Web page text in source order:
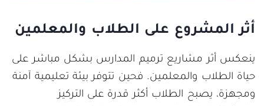
أثر المشروع على الطلاب والمعلمين
ينعكس أثر مشاريع ترميم المدارس بشكل مباشر على
حياة الطلاب والمعلمين. فحين تتوفر بيئة تعليمية آمنة
ومجهزة، يصبح الطلاب أكثر قدرة على التركيز